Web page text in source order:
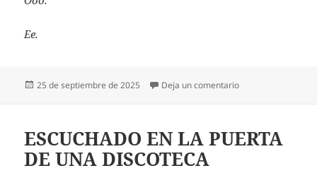
Ee.
Publicado
25 de septiembre de 2025 Deja un comentarioen CITANDO A
ESCUCHADO EN LA PUERTA
DE UNA DISCOTECA